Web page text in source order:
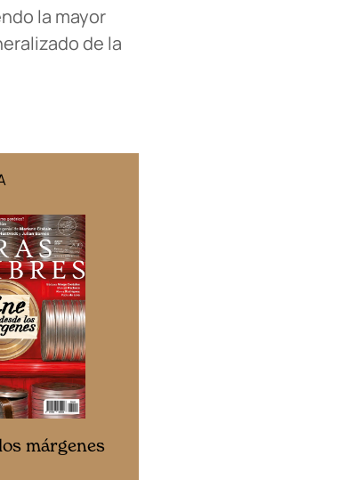
la mayor
de la
márgenes